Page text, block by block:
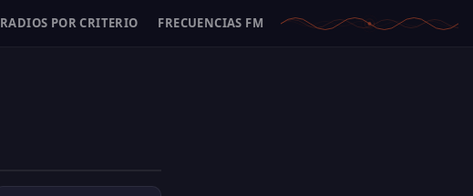
RADIOS POR CRITERIO FRECUENCIAS FM